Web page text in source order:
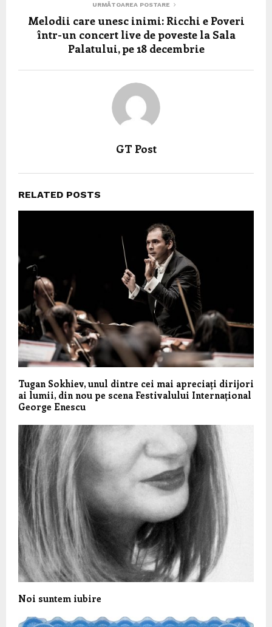
URMĂTOAREA POSTARE
Melodii care unesc inimi: Ricchi e Poveri
într-un concert live de poveste la Sala
Palatului, pe 18 decembrie
GT Post
RELATED POSTS
Tugan Sokhiev, unul dintre cei mai apreciați dirijori
ai lumii, din nou pe scena Festivalului Internațional
George Enescu
Noi suntem iubire